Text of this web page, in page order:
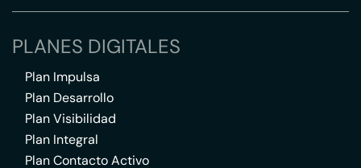
PLANES DIGITALES
Plan Impulsa
Plan Desarrollo
Plan Visibilidad
Plan Integral
Plan Contacto Activo